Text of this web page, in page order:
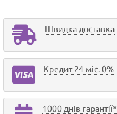
Швидка доставка
Кредит 24 міс. 0%
1000 днів гарантії*